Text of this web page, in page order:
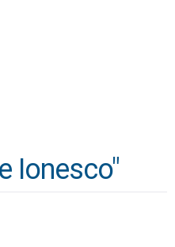
Ionesco"